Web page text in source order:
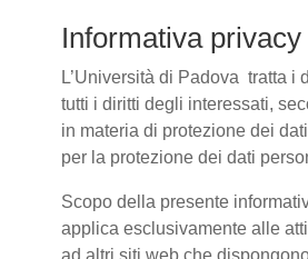
Informativa privacy
L’Università di Padova tratta
tutti i diritti degli interessati,
in materia di protezione dei
per la protezione dei dati
Scopo della presente
applica esclusivamente alle
ad altri siti web che